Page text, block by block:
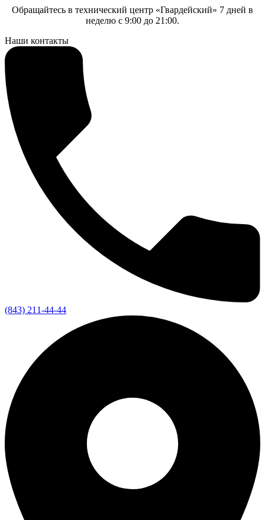
Обращайтесь в технический центр «Гвардейский» 7 дней в
неделю с 9:00 до 21:00.
Наши контакты
(843) 211-44-44